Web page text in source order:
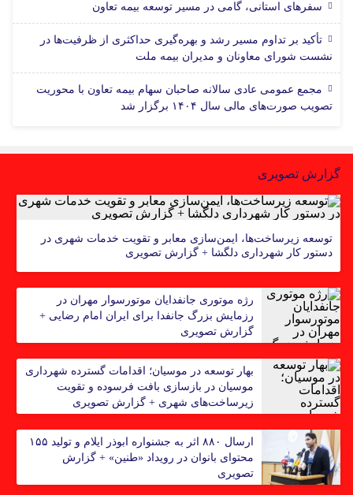
سفرهای استانی، گامی در مسیر توسعه بیمه تعاون
تأکید بر تداوم مسیر رشد و بهره‌گیری حداکثری از ظرفیت‌ها در
نشست شورای معاونان و مدیران بیمه ملت
مجمع عمومی عادی سالانه صاحبان سهام بیمه تعاون با محوریت
تصویب صورت‌های مالی سال ۱۴۰۴ برگزار شد
گزارش تصویری
توسعه زیرساخت‌ها، ایمن‌سازی معابر و تقویت خدمات شهری در
دستور کار شهرداری دلگشا + گزارش تصویری
رژه موتوری جانفدایان موتورسوار مهران در
رزمایش بزرگ جانفدا برای ایران امام رضایی +
گزارش تصویری
بهار توسعه در موسیان؛ اقدامات گسترده شهرداری
موسیان در بازسازی بافت فرسوده و تقویت
زیرساخت‌های شهری + گزارش تصویری
ارسال ۸۸۰ اثر به جشنواره ابوذر ایلام و تولید ۱۵۵
محتوای بانوان در رویداد «طنین» + گزارش
تصویری